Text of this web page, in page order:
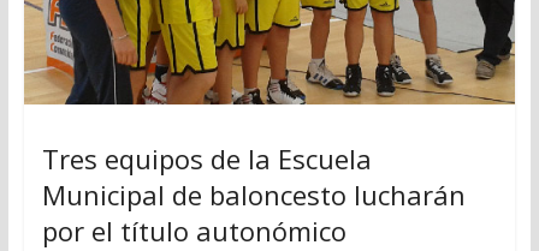
Tres equipos de la Escuela
Municipal de baloncesto lucharán
por el título autonómico